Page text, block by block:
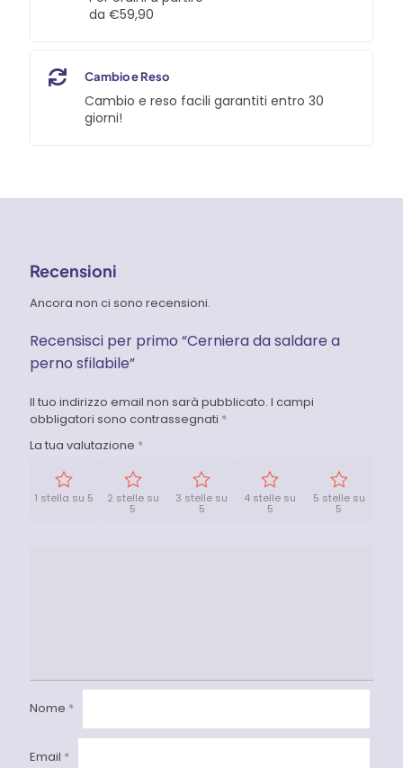
da €59,90
Cambio e Reso
Cambio e reso facili garantiti entro 30
giorni!
Recensioni
Ancora non ci sono recensioni.
Recensisci per primo “Cerniera da saldare a
perno sfilabile”
Il tuo indirizzo email non sarà pubblicato. I campi
obbligatori sono contrassegnati *
La tua valutazione *
1 stella su 5 2 stelle su
5
3 stelle su
5
4 stelle su
5
5 stelle su
5
Nome *
Email *